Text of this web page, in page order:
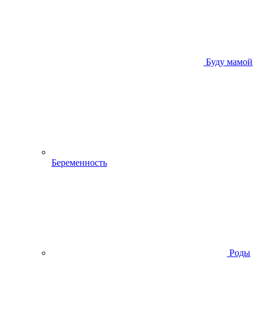
Буду мамой
Беременность
Роды